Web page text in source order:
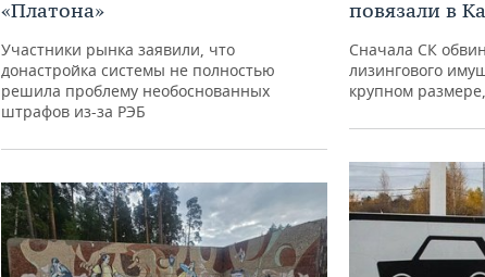
«Платона»
Участники рынка заявили, что
донастройка системы не полностью
решила проблему необоснованных
штрафов из-за РЭБ
повязали в
Сначала СК
лизингового
крупном